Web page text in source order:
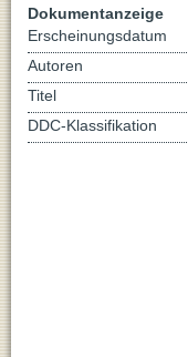
Dokumentanzeige
Erscheinungsdatum
Autoren
Titel
DDC-Klassifikation